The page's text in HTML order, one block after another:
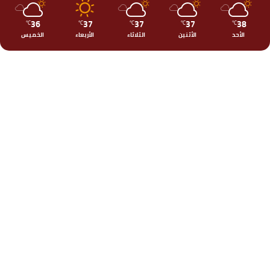
38
℃
الأحد
37
℃
الأثنين
37
℃
الثلاثاء
37
℃
الأربعاء
36
℃
الخميس